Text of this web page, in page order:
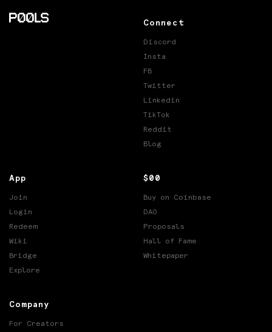
App
Join
Login
Redeem
Wiki
Bridge
Explore
Company
For Creators
Connect
Discord
Insta
FB
Twitter
Linkedin
TikTok
Reddit
Blog
$00
Buy on Coinbase
DAO
Proposals
Hall of Fame
Whitepaper